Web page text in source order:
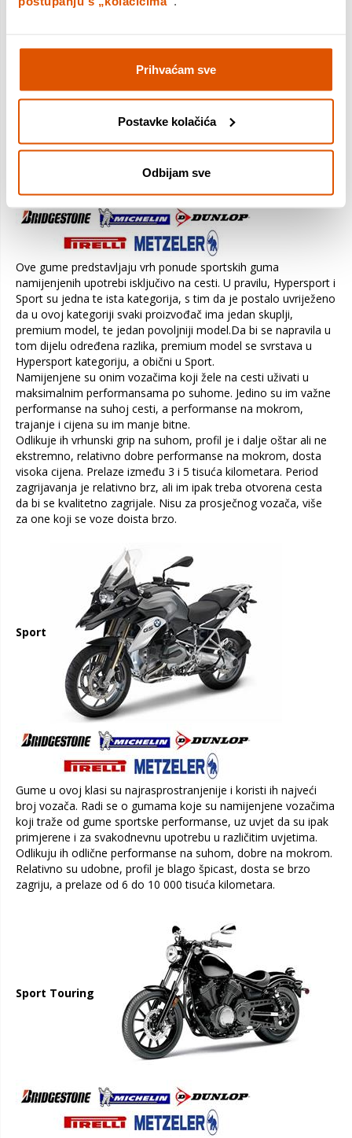
Prihvaćam sve
Postavke kolačića
Odbijam sve
cesti. Prelaze između 2 do 3 tisuće kilometara, i spadaju u viši
Ove gume predstavljaju vrh ponude sportskih guma
namijenjenih upotrebi isključivo na cesti. U pravilu, Hypersport i
Sport su jedna te ista kategorija, s tim da je postalo uvriježeno
da u ovoj kategoriji svaki proizvođač ima jedan skuplji,
premium model, te jedan povoljniji model.Da bi se napravila u
tom dijelu određena razlika, premium model se svrstava u
Hypersport kategoriju, a obični u Sport.
Namijenjene su onim vozačima koji žele na cesti uživati u
maksimalnim performansama po suhome. Jedino su im važne
performanse na suhoj cesti, a performanse na mokrom,
trajanje i cijena su im manje bitne.
Odlikuje ih vrhunski grip na suhom, profil je i dalje oštar ali ne
ekstremno, relativno dobre performanse na mokrom, dosta
visoka cijena. Prelaze između 3 i 5 tisuća kilometara. Period
zagrijavanja je relativno brz, ali im ipak treba otvorena cesta
da bi se kvalitetno zagrijale. Nisu za prosječnog vozača, više
za one koji se voze doista brzo.
Sport
Gume u ovoj klasi su najrasprostranjenije i koristi ih najveći
broj vozača. Radi se o gumama koje su namijenjene vozačima
koji traže od gume sportske performanse, uz uvjet da su ipak
primjerene i za svakodnevnu upotrebu u različitim uvjetima.
Odlikuju ih odlične performanse na suhom, dobre na mokrom.
Relativno su udobne, profil je blago špicast, dosta se brzo
zagriju, a prelaze od 6 do 10 000 tisuća kilometara.
Sport Touring